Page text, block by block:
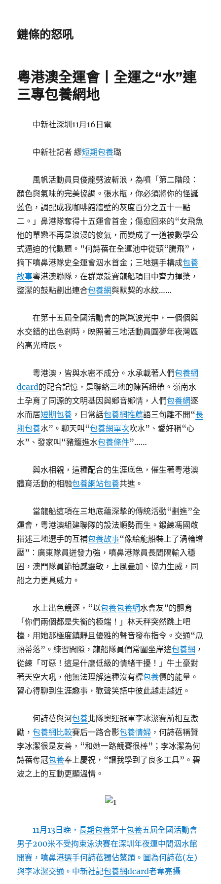
鏈條的怒吼
粵港澳全運會丨全運之“水”連
三專包養網地
中新社深圳11月16日電
中新社記者 繆短期包養璐
風帆活動員貝俊龍劈波斬浪，為噴「第二階段：
顏色與氣味的完美協調。張水瓶，你必須將你的怪誕
藍色，調配成我咖啡館牆壁的灰度百分之五十一點
二。」鼻港隊奪得十五運會首金；傷愈回來的“女飛魚
他的單戀不再是浪漫的傻氣，而變成了一道被數學公
式逼迫的代數題。”何詩蓓在全運池中從頭“騰飛”，
摘下噴鼻港隊史全運會泅水首金；三地選手構成包養
故事粵港澳聯隊，在群眾競賽龍船項目中齊力揮槳，
整潔的鼓點劃出連合包養網與默契的水紋……
在第十五屆全國活動會的粼粼波光中，一個個與
水交錯的出色剎時，映照著三地活動員圓夢年夜灣區
的高光時辰。
粵港澳，皆與水密不成分。水承載著人們包養網
dcard的配合記憶，是聯絡三地的陳舊紐帶。嶺南水
土孕育了同源的文明基因與鄉音鄉情，人們包養網逐
水而居短期包養 ，日常話包養網推薦語三句離不開“長
期包養水”。聊天叫“包養網單次吹水”、愛好稱“心
水”、發家叫“豬籠進水包養條件”……
與水相親，這種配合的生涯底色，催生著粵港澳
體育活動的相融包養網站包養共進。
當龍船這項在三地底蘊深摯的傳統活動“劃進”全
運會，粵港澳組建聯隊的設法順勢而生。鍛練馮國敬
描述三地選手的互補包養故事“像給龍船裝上了渦輪增
壓”：廣東隊員迸發力強，噴鼻港隊員長間隔輸入穩
固，澳門隊員節拍感靈敏，上風疊加、協力生威，同
船之力更具威力。
水上出色競逐，“以包養包養網水會友”的體育
「你們兩個都是失衡的極端！」林天秤突然跳上吧
檯，用她那極度鎮靜且優雅的聲音發布指令。交通“瓜
熟蒂落”。練習間隙，龍船隊員們常圍坐岸邊包養網 ，
從練「可惡！這是什麼低級的情緒干擾！」牛土豪對
著天空大吼，他無法理解這種沒有標包養價的能量。
習心得聊到生涯趣事，歡聲笑語中彼此越走越近。
何詩蓓與河包養北隊奧運冠軍李冰潔賽前相互激
勵，包養網比較賽后一路合影包養情婦 ，何詩蓓稱贊
李冰潔很是友善，“和她一路競賽很棒”；李冰潔為何
詩蓓奪冠包養奉上慶祝，“讓我學到了良多工具”。碧
波之上的互動更顯溫情。
11月13日晚，長期包養第十包養五屆全國活動會
男子200米不受拘束泳決賽在深圳年夜運中間泅水館
開賽，噴鼻港選手何詩蓓獨佔鰲頭。圖為何詩蓓(左)
與李冰潔交通。中新社記包養網dcard者韋亮攝